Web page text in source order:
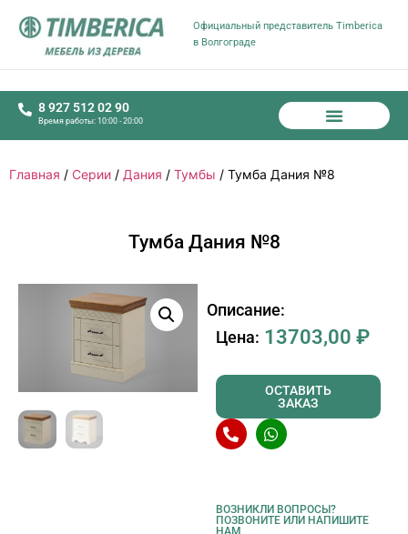
Официальный представитель Timberica
в Волгограде
8 927 512 02 90
Время работы: 10:00 - 20:00
Главная / Серии / Дания / Тумбы / Тумба Дания №8
Тумба Дания №8
Описание:
Цена: 13703,00 ₽
ОСТАВИТЬ
ЗАКАЗ
ВОЗНИКЛИ ВОПРОСЫ?
ПОЗВОНИТЕ ИЛИ НАПИШИТЕ
НАМ